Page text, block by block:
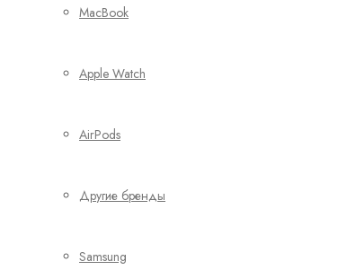
MacBook
Apple Watch
AirPods
Другие бренды
Samsung